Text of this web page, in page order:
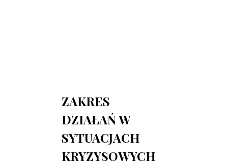
ZAKRES
DZIAŁAŃ W
SYTUACJACH
KRYZYSOWYCH